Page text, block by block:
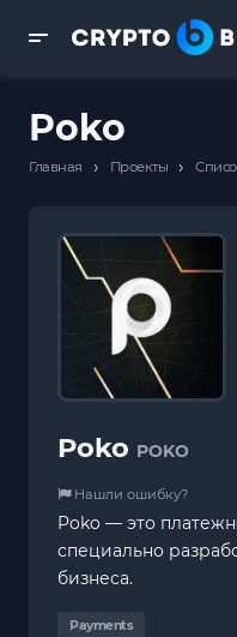
Poko
Главная › Проекты ›
Poko POKO
Нашли ошибку?
Poko — это
специально
бизнеса.
Payments